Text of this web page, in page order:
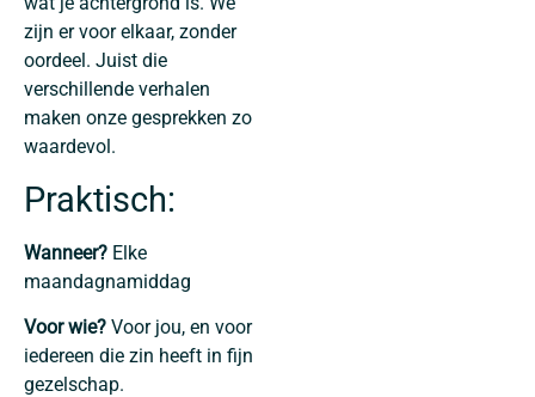
zijn er voor elkaar, zonder
oordeel. Juist die
verschillende verhalen
maken onze gesprekken zo
waardevol.
Praktisch:
Wanneer? Elke
maandagnamiddag
Voor wie? Voor jou, en voor
iedereen die zin heeft in fijn
gezelschap.